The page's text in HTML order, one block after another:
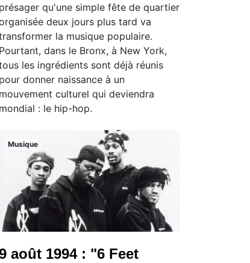
présager qu'une simple fête de quartier
deux jours plus tard va
la musique populaire.
Pourtant, dans le Bronx, à New York,
les ingrédients sont déjà réunis
pour donner naissance à un
mouvement culturel qui deviendra
mondial : le hip-hop.
Musique
août 1994 : "6 Feet